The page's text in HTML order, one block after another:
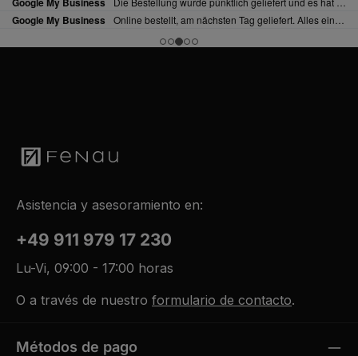
Asistencia y asesoramiento en:
+49 911 979 17 230
Lu-Vi, 09:00 - 17:00 horas
O a través de nuestro formulario de contacto.
Métodos de pago